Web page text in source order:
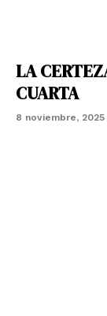
LA
CUARTA
8 noviembre, 2025